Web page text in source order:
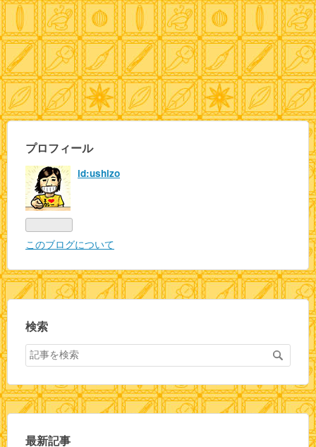
プロフィール
id:ushizo
このブログについて
検索
最新記事